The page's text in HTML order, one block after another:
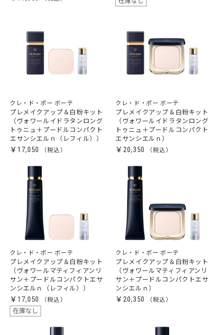
クレ・ド・ポー ボーテ
プレメイクアップ＆白粉キット
（ヴォワールイドラタンロング
トゥニュ＋プードルコンパクト
エサンシエルｎ（レフィル））
￥17,050
クレ・ド・ポー ボーテ
プレメイクアップ＆白粉キット
（ヴォワールイドラタンロング
トゥニュ＋プードルコンパクト
エサンシエルｎ）
￥20,350
クレ・ド・ポー ボーテ
プレメイクアップ＆白粉キット
（ヴォワールマティフィアンリ
サン＋プードルコンパクトエサ
ンシエルｎ（レフィル））
￥17,050
在庫なし
クレ・ド・ポー ボーテ
プレメイクアップ＆白粉キット
（ヴォワールマティフィアンリ
サン＋プードルコンパクトエサ
ンシエルｎ）
￥20,350